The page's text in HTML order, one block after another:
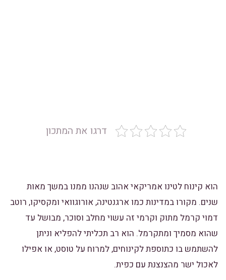
דרגו את המתכון
הוא קינוח לטינו אמריקאי אהוב שנהנו ממנו במשך מאות
שנים. מקורו במדינות כמו ארגנטינה, אורוגוואי ומקסיקו, רוטב
דמוי קרמל מתוק וקרמי זה עשוי מחלב וסוכר, מבושל עד
שהוא מסמיך ומתקרמל. הוא רב תכליתי להפליא וניתן
להשתמש בו כתוספת לקינוחים, למרוח על טוסט, או אפילו
לאכול ישר מהצנצנת עם כפית.